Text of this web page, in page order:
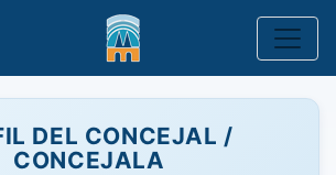
DEL CONCEJAL /
CONCEJALA